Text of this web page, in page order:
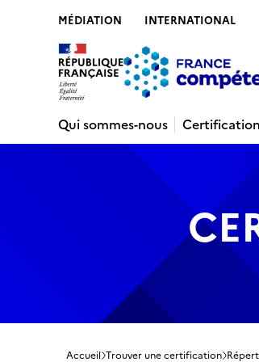
MÉDIATION INTERNATIONAL
Qui sommes-nous
Accueil Trouver une certification